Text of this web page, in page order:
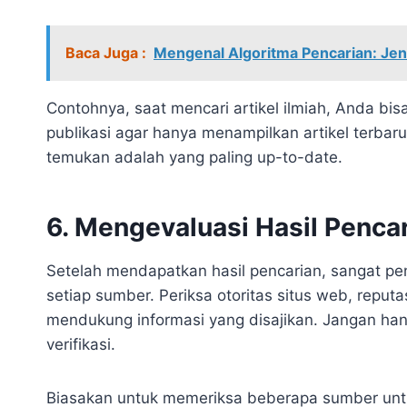
Baca Juga : Mengenal Algoritma Pencarian:
Contohnya, saat mencari artikel ilmiah, Anda
publikasi agar hanya menampilkan artikel
temukan adalah yang paling up-to-date.
6. Mengevaluasi Hasil
Setelah mendapatkan hasil pencarian, sangat
setiap sumber. Periksa otoritas situs web,
mendukung informasi yang disajikan. Jangan
verifikasi.
Biasakan untuk memeriksa beberapa sumber